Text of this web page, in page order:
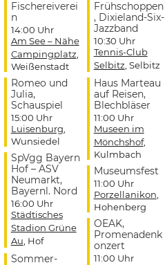
Fischereiverei
n
14:00 Uhr
Am See – Nähe
Campingplatz
Weißenstadt
Romeo und
Julia,
Schauspiel
15:00 Uhr
Luisenburg
Wunsiedel
SpVgg Bayern
Hof – ASV
Neumarkt,
Bayernl. Nord
16:00 Uhr
Städtisches
Stadion Grüne
Au , Hof
Sommer-
Frühschoppen
, Dixieland-Six-
Jazzband
10:30 Uhr
Tennis-Club
Selbitz , Selbitz
Haus Marteau
auf Reisen,
Blechbläser
11:00 Uhr
Museen im
Mönchshof,
Kulmbach
Museumsfest
11:00 Uhr
Porzellanikon
Hohenberg
OEAK,
Promenadenk
onzert
11:00 Uhr